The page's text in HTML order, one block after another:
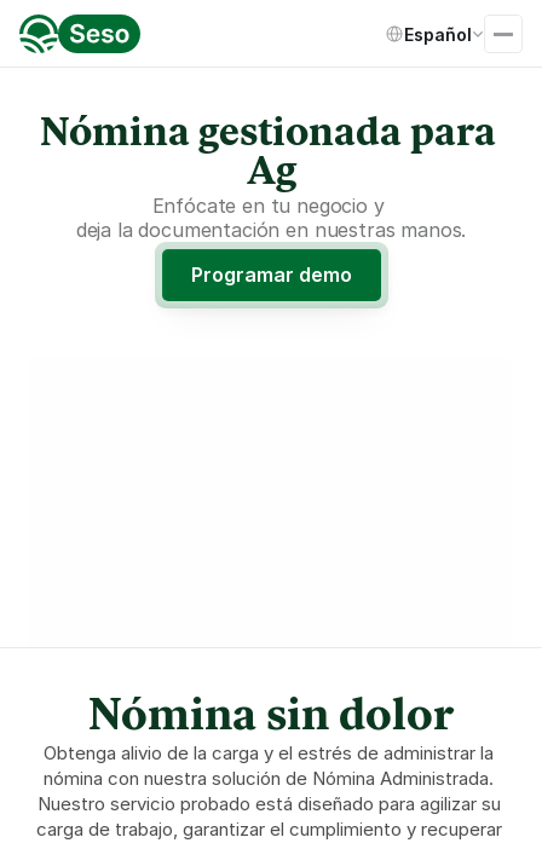
Select Language
Español
Nómina gestionada para
Ag
Enfócate en tu negocio y
deja la documentación en nuestras manos.
Programar demo
Nómina sin dolor
Obtenga alivio de la carga y el estrés de administrar la
nómina con nuestra solución de Nómina Administrada.
Nuestro servicio probado está diseñado para agilizar su
carga de trabajo, garantizar el cumplimiento y recuperar